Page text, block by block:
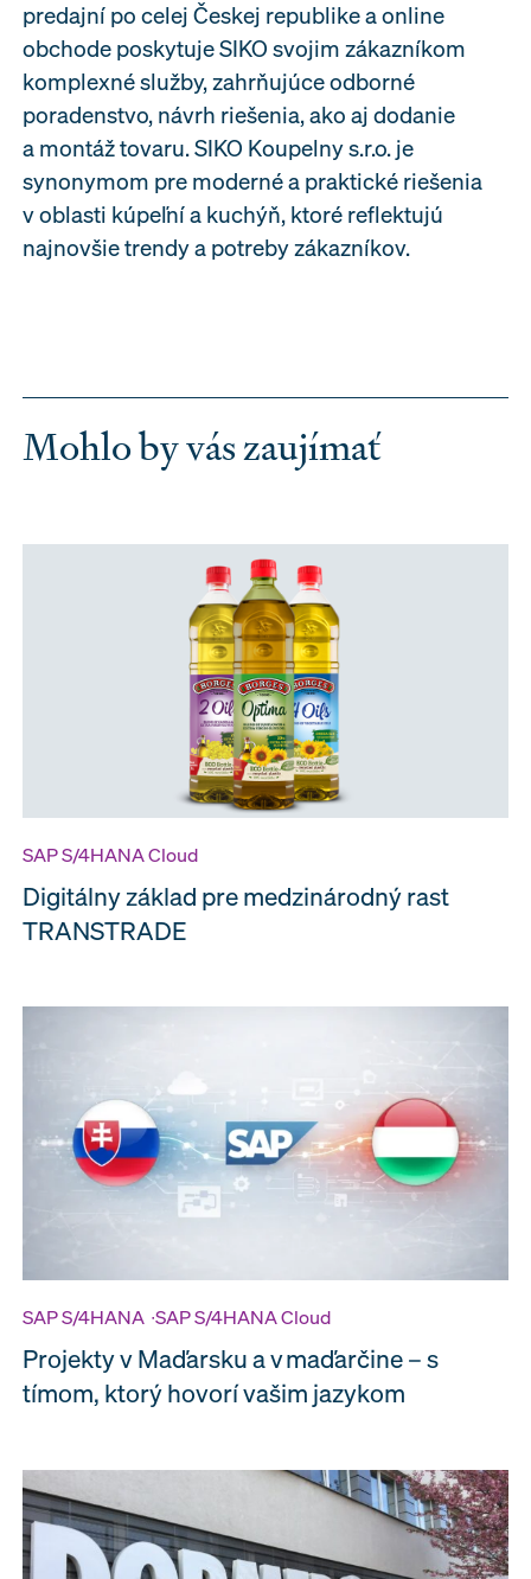
predajní po celej Českej republike a online
obchode poskytuje SIKO svojim zákazníkom
komplexné služby, zahrňujúce odborné
poradenstvo, návrh riešenia, ako aj dodanie
a montáž tovaru. SIKO Koupelny s.r.o. je
synonymom pre moderné a praktické riešenia
v oblasti kúpeľní a kuchýň, ktoré reflektujú
najnovšie trendy a potreby zákazníkov.
Mohlo by vás zaujímať
SAP S/4HANA Cloud
Digitálny základ pre medzinárodný rast
TRANSTRADE
SAP S/4HANA ∙SAP S/4HANA Cloud
Projekty v Maďarsku a v maďarčine – s
tímom, ktorý hovorí vašim jazykom